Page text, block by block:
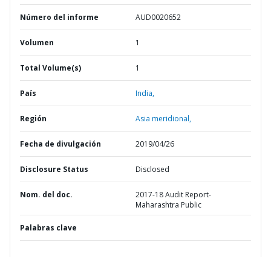
Número del informe AUD0020652
Volumen 1
Total Volume(s) 1
País India,
Región Asia meridional,
Fecha de divulgación 2019/04/26
Disclosure Status Disclosed
Nom. del doc.
2017-18 Audit Report-
Maharashtra Public
Palabras clave